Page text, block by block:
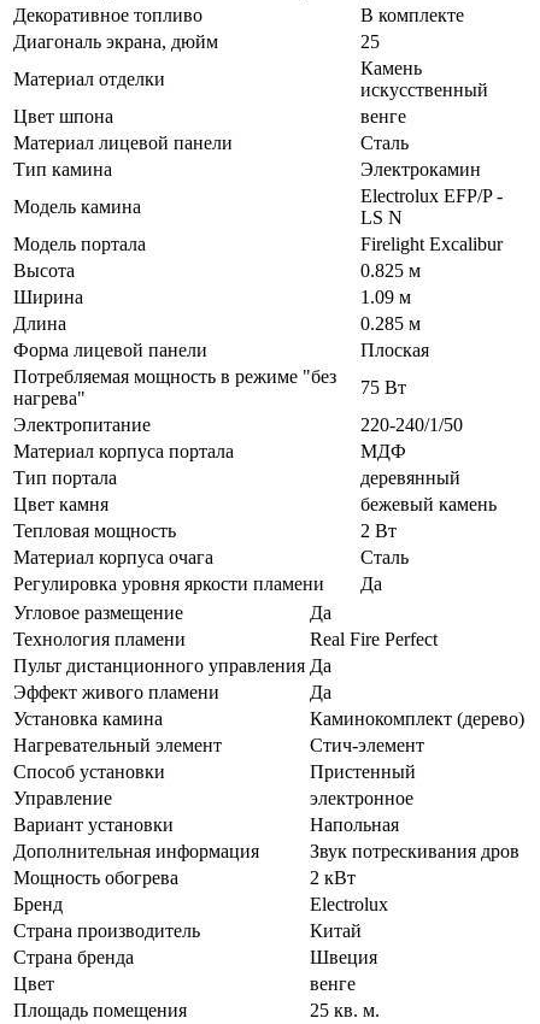
Декоративное топливо
В комплекте
Диагональ экрана, дюйм
25
Материал отделки
Камень
искусственный
Цвет шпона
венге
Материал лицевой панели
Сталь
Тип камина
Электрокамин
Модель камина
Electrolux EFP/P -
LS N
Модель портала
Firelight Excalibur
Высота
0.825 м
Ширина
1.09 м
Длина
0.285 м
Форма лицевой панели
Плоская
Потребляемая мощность в режиме "без
нагрева"
75 Вт
Электропитание
220-240/1/50
Материал корпуса портала
МДФ
Тип портала
деревянный
Цвет камня
бежевый камень
Тепловая мощность
2 Вт
Материал корпуса очага
Сталь
Регулировка уровня яркости пламени
Да
Угловое размещение
Да
Технология пламени
Real Fire Perfect
Пульт дистанционного управления Да
Эффект живого пламени
Да
Установка камина
Каминокомплект (дерево)
Нагревательный элемент
Стич-элемент
Способ установки
Пристенный
Управление
электронное
Вариант установки
Напольная
Дополнительная информация
Звук потрескивания дров
Мощность обогрева
2 кВт
Бренд
Electrolux
Страна производитель
Китай
Страна бренда
Швеция
Цвет
венге
Площадь помещения
25 кв. м.